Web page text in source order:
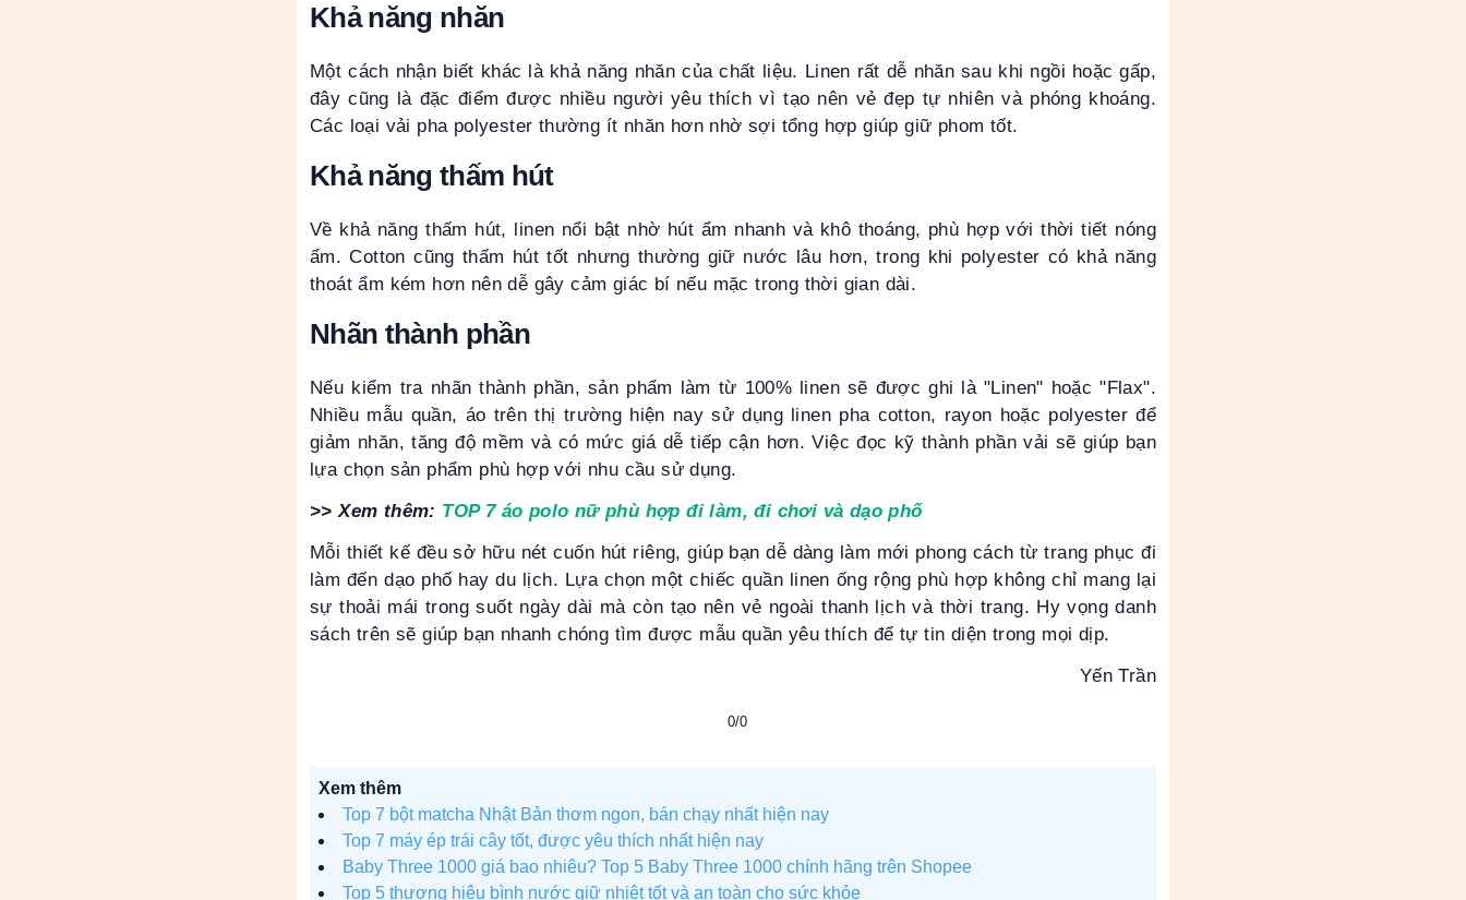
Khả năng nhăn
Một cách nhận biết khác là khả năng nhăn của chất liệu. Linen rất dễ nhăn sau khi ngồi hoặc gấp,
đây cũng là đặc điểm được nhiều người yêu thích vì tạo nên vẻ đẹp tự nhiên và phóng khoáng.
Các loại vải pha polyester thường ít nhăn hơn nhờ sợi tổng hợp giúp giữ phom tốt.
Khả năng thấm hút
Về khả năng thấm hút, linen nổi bật nhờ hút ẩm nhanh và khô thoáng, phù hợp với thời tiết nóng
ẩm. Cotton cũng thấm hút tốt nhưng thường giữ nước lâu hơn, trong khi polyester có khả năng
thoát ẩm kém hơn nên dễ gây cảm giác bí nếu mặc trong thời gian dài.
Nhãn thành phần
Nếu kiểm tra nhãn thành phần, sản phẩm làm từ 100% linen sẽ được ghi là "Linen" hoặc "Flax".
Nhiều mẫu quần, áo trên thị trường hiện nay sử dụng linen pha cotton, rayon hoặc polyester để
giảm nhăn, tăng độ mềm và có mức giá dễ tiếp cận hơn. Việc đọc kỹ thành phần vải sẽ giúp bạn
lựa chọn sản phẩm phù hợp với nhu cầu sử dụng.
>> Xem thêm: TOP 7 áo polo nữ phù hợp đi làm, đi chơi và dạo phố
Mỗi thiết kế đều sở hữu nét cuốn hút riêng, giúp bạn dễ dàng làm mới phong cách từ trang phục đi
làm đến dạo phố hay du lịch. Lựa chọn một chiếc quần linen ống rộng phù hợp không chỉ mang lại
sự thoải mái trong suốt ngày dài mà còn tạo nên vẻ ngoài thanh lịch và thời trang. Hy vọng danh
sách trên sẽ giúp bạn nhanh chóng tìm được mẫu quần yêu thích để tự tin diện trong mọi dịp.
Yến Trần
0/0
Xem thêm
Top 7 bột matcha Nhật Bản thơm ngon, bán chạy nhất hiện nay
Top 7 máy ép trái cây tốt, được yêu thích nhất hiện nay
Baby Three 1000 giá bao nhiêu? Top 5 Baby Three 1000 chính hãng trên Shopee
Top 5 thương hiệu bình nước giữ nhiệt tốt và an toàn cho sức khỏe